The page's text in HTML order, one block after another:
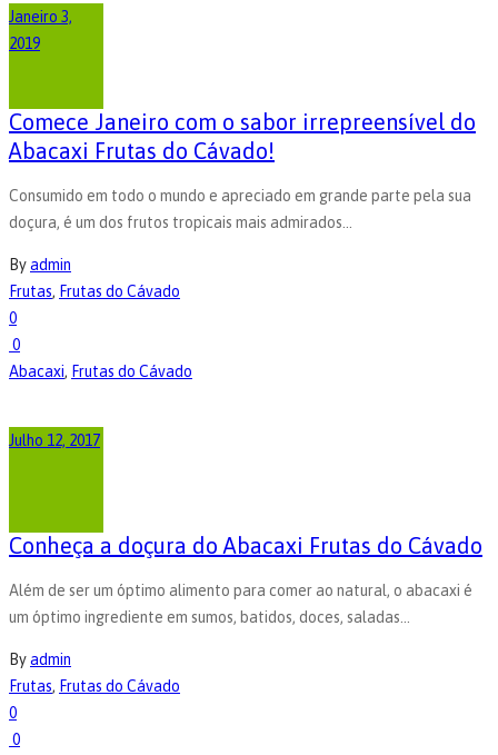
Janeiro 3,
2019
Comece Janeiro com o sabor irrepreensível do
Abacaxi Frutas do Cávado!
Consumido em todo o mundo e apreciado em grande parte pela sua
doçura, é um dos frutos tropicais mais admirados...
Byadmin
Frutas, Frutas do Cávado
0
0
Abacaxi, Frutas do Cávado
Julho 12, 2017
Conheça a doçura do Abacaxi Frutas do Cávado
Além de ser um óptimo alimento para comer ao natural, o abacaxi é
um óptimo ingrediente em sumos, batidos, doces, saladas...
Byadmin
Frutas, Frutas do Cávado
0
0